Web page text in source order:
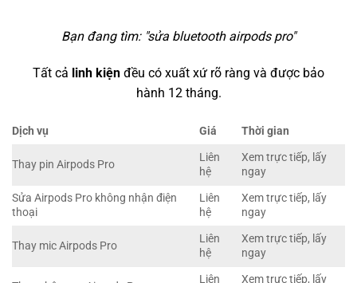
Bạn đang tìm: "sửa bluetooth airpods pro"
Tất cả linh kiện đều có xuất xứ rõ ràng và được bảo
hành 12 tháng.
Dịch vụ Giá Thời gian
Thay pin Airpods Pro
Liên
hệ
Xem trực tiếp, lấy
ngay
Sửa Airpods Pro không nhận điện
thoại
Liên
hệ
Xem trực tiếp, lấy
ngay
Thay mic Airpods Pro
Liên
hệ
Xem trực tiếp, lấy
ngay
Liên Xem trực tiếp, lấy